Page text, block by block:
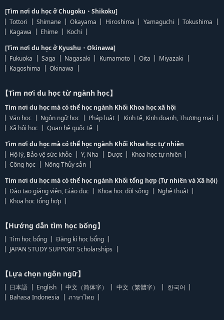
[Tìm nơi du học ở Chugoku・Shikoku]
Tottori
Shimane Okayama Hiroshima Yamaguchi
Tokushima
Kagawa
Ehime
Kochi
[Tìm nơi du học ở Kyushu・Okinawa]
Fukuoka
Saga Nagasaki Kumamoto Oita
Miyazaki
Kagoshima
Okinawa
【Tìm nơi du học từ ngành học】
Tìm nơi du học mà có thể học ngành Khối Khoa học xã hội
Văn học
Ngôn ngữ học Pháp luật
Kinh tế, Kinh doanh, Thương mại
Xã hội học
Quan hệ quốc tế
Tìm nơi du học mà có thể học ngành Khối Khoa học tự nhiên
Hộ lý, Bảo vệ sức khỏe
Y, Nha Dược
Khoa học tự nhiên
Công học
Nông Thủy sản
Tìm nơi du học mà có thể học ngành Khối tổng hợp (Tự nhiên và Xã hội)
Đào tạo giảng viên, Giáo dục
Khoa học đời sống
Nghệ thuật
Khoa học tổng hợp
【Hướng dẫn tìm học bổng】
Tìm học bổng
Đăng kí học bổng
JAPAN STUDY SUPPORT Scholarships
【Lựa chọn ngôn ngữ】
日本語 English 中文（简体字） 中文（繁體字）
한국어
Bahasa Indonesia
ภาษาไทย